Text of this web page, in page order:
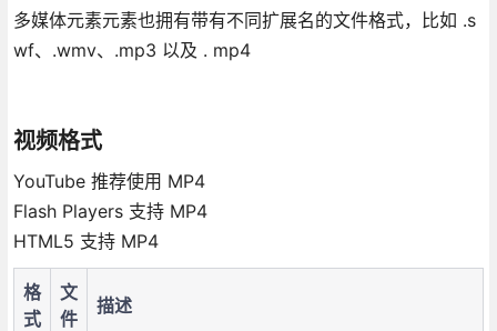
多媒体元素元素也拥有带有不同扩展名的文件格式，比如 .s
wf、.wmv、.mp3 以及 . mp4
视频格式
YouTube 推荐使用 MP4
Flash Players 支持 MP4
HTML5 支持 MP4
格
式
文
件
描述